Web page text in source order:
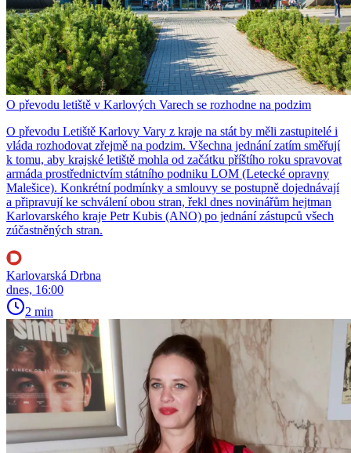
O převodu letiště v Karlových Varech se rozhodne na podzim
O převodu Letiště Karlovy Vary z kraje na stát by měli zastupitelé i
vláda rozhodovat zřejmě na podzim. Všechna jednání zatím směřují
k tomu, aby krajské letiště mohla od začátku příštího roku spravovat
armáda prostřednictvím státního podniku LOM (Letecké opravny
Malešice). Konkrétní podmínky a smlouvy se postupně dojednávají
a připravují ke schválení obou stran, řekl dnes novinářům hejtman
Karlovarského kraje Petr Kubis (ANO) po jednání zástupců všech
zúčastněných stran.
Karlovarská Drbna
dnes, 16:00
2 min